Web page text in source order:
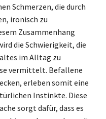
Schmerzen, die durch
ironisch zu
Zusammenhang
die Schwierigkeit, die
im Alltag zu
vermittelt. Befallene
erleben somit eine
Instinkte. Diese
sorgt dafür, dass es